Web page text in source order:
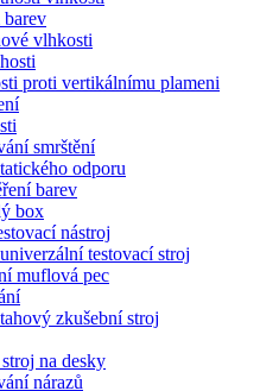
barev
vlhkosti
proti vertikálnímu plameni
smrštění
odporu
barev
box
nástroj
testovací stroj
muflová pec
zkušební stroj
na desky
nárazů